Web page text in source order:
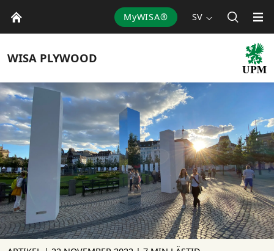
MyWISA® SV
WISA PLYWOOD